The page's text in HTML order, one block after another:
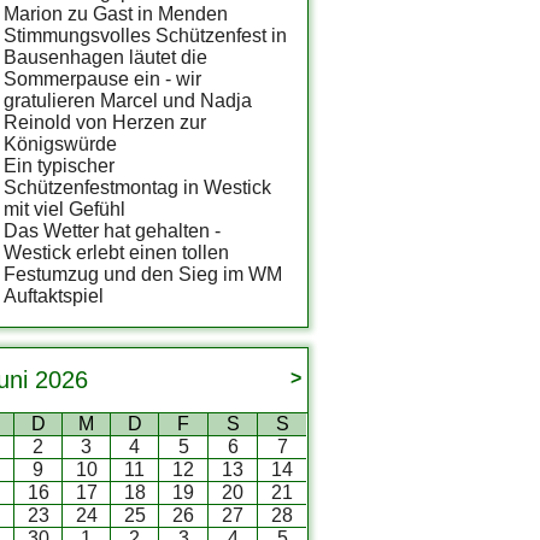
Marion zu Gast in Menden
Stimmungsvolles Schützenfest in
Bausenhagen läutet die
Sommerpause ein - wir
gratulieren Marcel und Nadja
Reinold von Herzen zur
Königswürde
Ein typischer
Schützenfestmontag in Westick
mit viel Gefühl
Das Wetter hat gehalten -
Westick erlebt einen tollen
Festumzug und den Sieg im WM
Auftaktspiel
2026 >
D M D F S
S
2 3 4 5 6
7
9 10 11 12 13
14
16 17 18 19 20
21
23 24 25 26 27
28